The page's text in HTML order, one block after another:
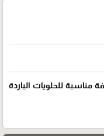
مناسبة للحلويات الباردة